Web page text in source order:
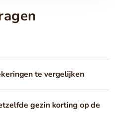
te vergelijken
gezin korting op de